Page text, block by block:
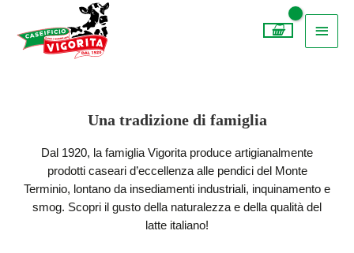
contenuto
Menu
Una tradizione di famiglia
Dal 1920, la famiglia Vigorita produce artigianalmente
prodotti caseari d’eccellenza alle pendici del Monte
Terminio, lontano da insediamenti industriali, inquinamento e
smog. Scopri il gusto della naturalezza e della qualità del
latte italiano!